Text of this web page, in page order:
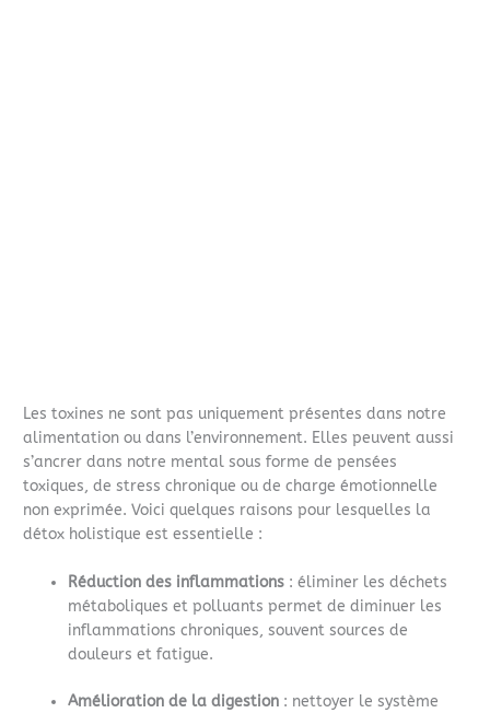
Les toxines ne sont pas uniquement présentes dans notre
alimentation ou dans l’environnement. Elles peuvent aussi
s’ancrer dans notre mental sous forme de pensées
toxiques, de stress chronique ou de charge émotionnelle
non exprimée. Voici quelques raisons pour lesquelles la
détox holistique est essentielle :
Réduction des inflammations : éliminer les déchets
métaboliques et polluants permet de diminuer les
inflammations chroniques, souvent sources de
douleurs et fatigue.
Amélioration de la digestion : nettoyer le système